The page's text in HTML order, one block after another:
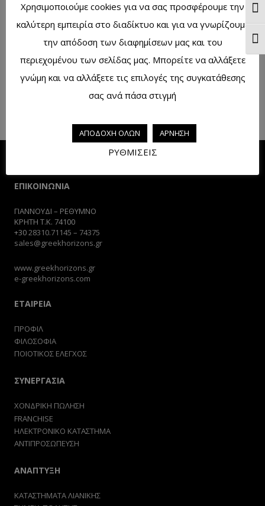
Χαλβάς φυστίκι κελυφωτό 200γρ.
Διαβάστε περισσότερα
ΕΠΙΚΟΙΝΩΝΙΑ
ΓΙΑΝΝΟΥΔΙ – ΡΕΘΥΜΝΟ
ΚΡΗΤΗ Τ.Κ. 74100
+3028310.71145 – 74375
sales@greekhorizons.gr
www.greekhorizons.gr
e-greekhorizons.com
ΕΤΑΙΡΕΙΑ
ΠΡΟΦΙΛ
ΦΙΛΟΣΟΦΙΑ
ΠΟΙΟΤΙΚΟΣ ΕΛΕΓΧΟΣ
ΣΥΝΕΡΓΑΣΙΑ
ΧΟΝΔΡΙΚΗ ΠΩΛΗΣΗ
FRANCHISE
ΗΛΕΚΤΡΟΝΙΚΟ ΚΑΤΑΣΤΗΜΑ
ΑΝΤΙΠΡΟΣΩΠΕΥΣΗ
ΑΝΑΠΤΥΞΗ
ΚΑΤΑΣΤΗΜΑΤΑ ΛΙΑΝΙΚΗΣ
Χρησιμοποιούμε cookies για να σας προσφέρουμε την
καλύτερη εμπειρία στο διαδίκτυο και για να γνωρίζουμε
την απόδοση των διαφημίσεων μας και του
περιεχομένου των σελίδας μας. Μπορείτε να αλλάξετε
γνώμη και να αλλάξετε τις επιλογές της συγκατάθεσης
σας ανά πάσα στιγμή
ΑΠΟΔΟΧΗ ΟΛΩΝ ΑΡΝΗΣΗ
ΡΥΘΜΙΣΕΙΣ